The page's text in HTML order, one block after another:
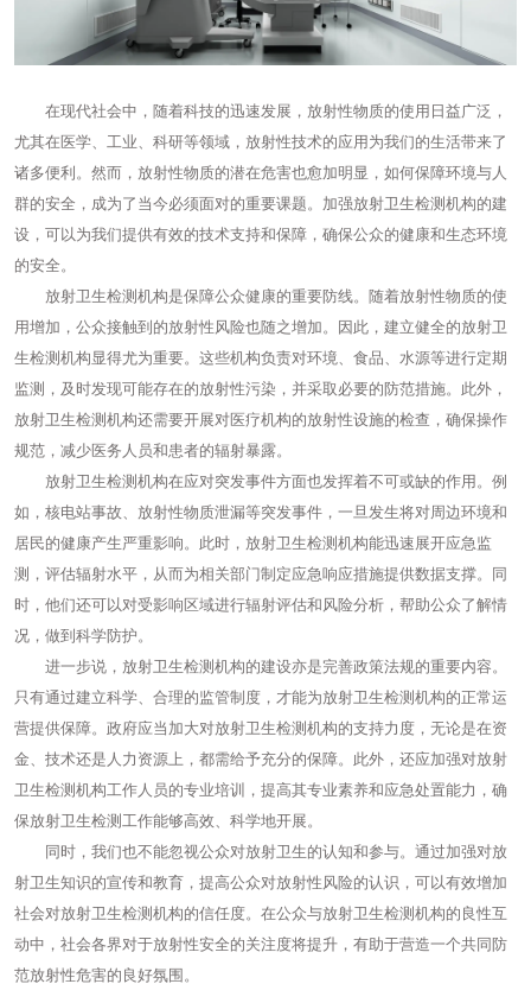
在现代社会中，随着科技的迅速发展，放射性物质的使用日益广泛，
尤其在医学、工业、科研等领域，放射性技术的应用为我们的生活带来了
诸多便利。然而，放射性物质的潜在危害也愈加明显，如何保障环境与人
群的安全，成为了当今必须面对的重要课题。加强放射卫生检测机构的建
设，可以为我们提供有效的技术支持和保障，确保公众的健康和生态环境
的安全。
放射卫生检测机构是保障公众健康的重要防线。随着放射性物质的使
用增加，公众接触到的放射性风险也随之增加。因此，建立健全的放射卫
生检测机构显得尤为重要。这些机构负责对环境、食品、水源等进行定期
监测，及时发现可能存在的放射性污染，并采取必要的防范措施。此外，
放射卫生检测机构还需要开展对医疗机构的放射性设施的检查，确保操作
规范，减少医务人员和患者的辐射暴露。
放射卫生检测机构在应对突发事件方面也发挥着不可或缺的作用。例
如，核电站事故、放射性物质泄漏等突发事件，一旦发生将对周边环境和
居民的健康产生严重影响。此时，放射卫生检测机构能迅速展开应急监
测，评估辐射水平，从而为相关部门制定应急响应措施提供数据支撑。同
时，他们还可以对受影响区域进行辐射评估和风险分析，帮助公众了解情
况，做到科学防护。
进一步说，放射卫生检测机构的建设亦是完善政策法规的重要内容。
只有通过建立科学、合理的监管制度，才能为放射卫生检测机构的正常运
营提供保障。政府应当加大对放射卫生检测机构的支持力度，无论是在资
金、技术还是人力资源上，都需给予充分的保障。此外，还应加强对放射
卫生检测机构工作人员的专业培训，提高其专业素养和应急处置能力，确
保放射卫生检测工作能够高效、科学地开展。
同时，我们也不能忽视公众对放射卫生的认知和参与。通过加强对放
射卫生知识的宣传和教育，提高公众对放射性风险的认识，可以有效增加
社会对放射卫生检测机构的信任度。在公众与放射卫生检测机构的良性互
动中，社会各界对于放射性安全的关注度将提升，有助于营造一个共同防
范放射性危害的良好氛围。